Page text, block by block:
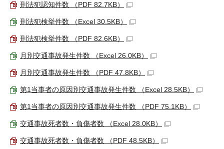
刑法犯認知件数 （PDF 82.7KB）
刑法犯検挙件数 （Excel 30.5KB）
刑法犯検挙件数 （PDF 82.6KB）
月別交通事故発生件数 （Excel 26.0KB）
月別交通事故発生件数 （PDF 47.8KB）
第1当事者の原因別交通事故発生件数 （Excel 28.5KB）
第1当事者の原因別交通事故発生件数 （PDF 75.1KB）
交通事故死者数・負傷者数 （Excel 28.0KB）
交通事故死者数・負傷者数 （PDF 48.5KB）